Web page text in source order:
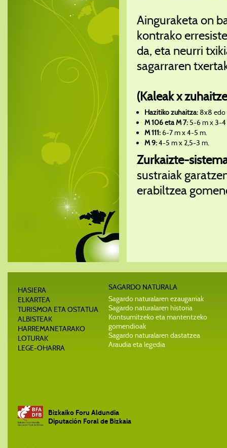
Ainguraketa on
kontrako
da, eta neurri
sagarraren
(Kaleak x
Hazitiko zuhaitza:8x8 edo
M 106 eta M 7:5-6 m x 3-4
M 111: 6-7 m x 4-5 m.
M 9:4-5 m x 2,5-3 m.
Zurkaizte-
sustraiak
erabiltzea
HASIERA
ELKARTEA
TURISMOA ETA OSTATUA
ALBISTEAK
HARREMANETARAKO
LOTURAK
LEGE-OHARRA
SAGARDO NATURALA
Sagardo naturalaren ezaugarriak
Sagardo naturalaren historia
Kontsumitzeko eta mantentzeko
gomendioak
Sagardo naturalaren dastatzea
Araudia eta legedia
Bizkaiko Foru Aldundia
Diputación Foral de Bizkaia